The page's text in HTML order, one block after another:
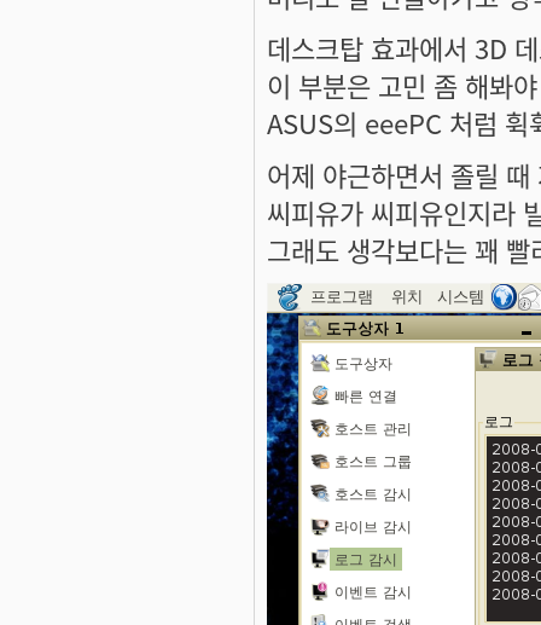
데스크탑 효과에서 3D
이 부분은 고민 좀 해봐
ASUS의 eeePC 처럼 휙
어제 야근하면서 졸릴
씨피유가 씨피유인지라
그래도 생각보다는 꽤